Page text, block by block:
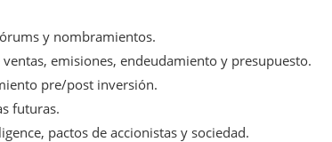
y nombramientos.
emisiones, endeudamiento y presupuesto.
pre/post inversión.
futuras.
pactos de accionistas y sociedad.